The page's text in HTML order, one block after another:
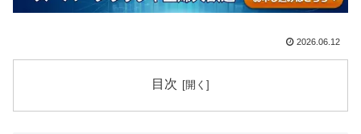
2026.06.12
目次